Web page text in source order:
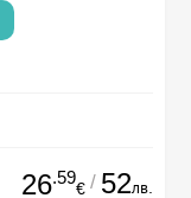
26.59
€ / 52лв.